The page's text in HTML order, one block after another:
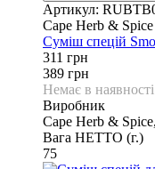
Артикул:
Cape Herb & Spice
Суміш спецій
311 грн
389 грн
Немає в наявності
Виробник
Cape Herb &
Вага НЕТТО (г.)
75